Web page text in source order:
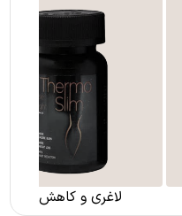
لاغری و کاهش وزن